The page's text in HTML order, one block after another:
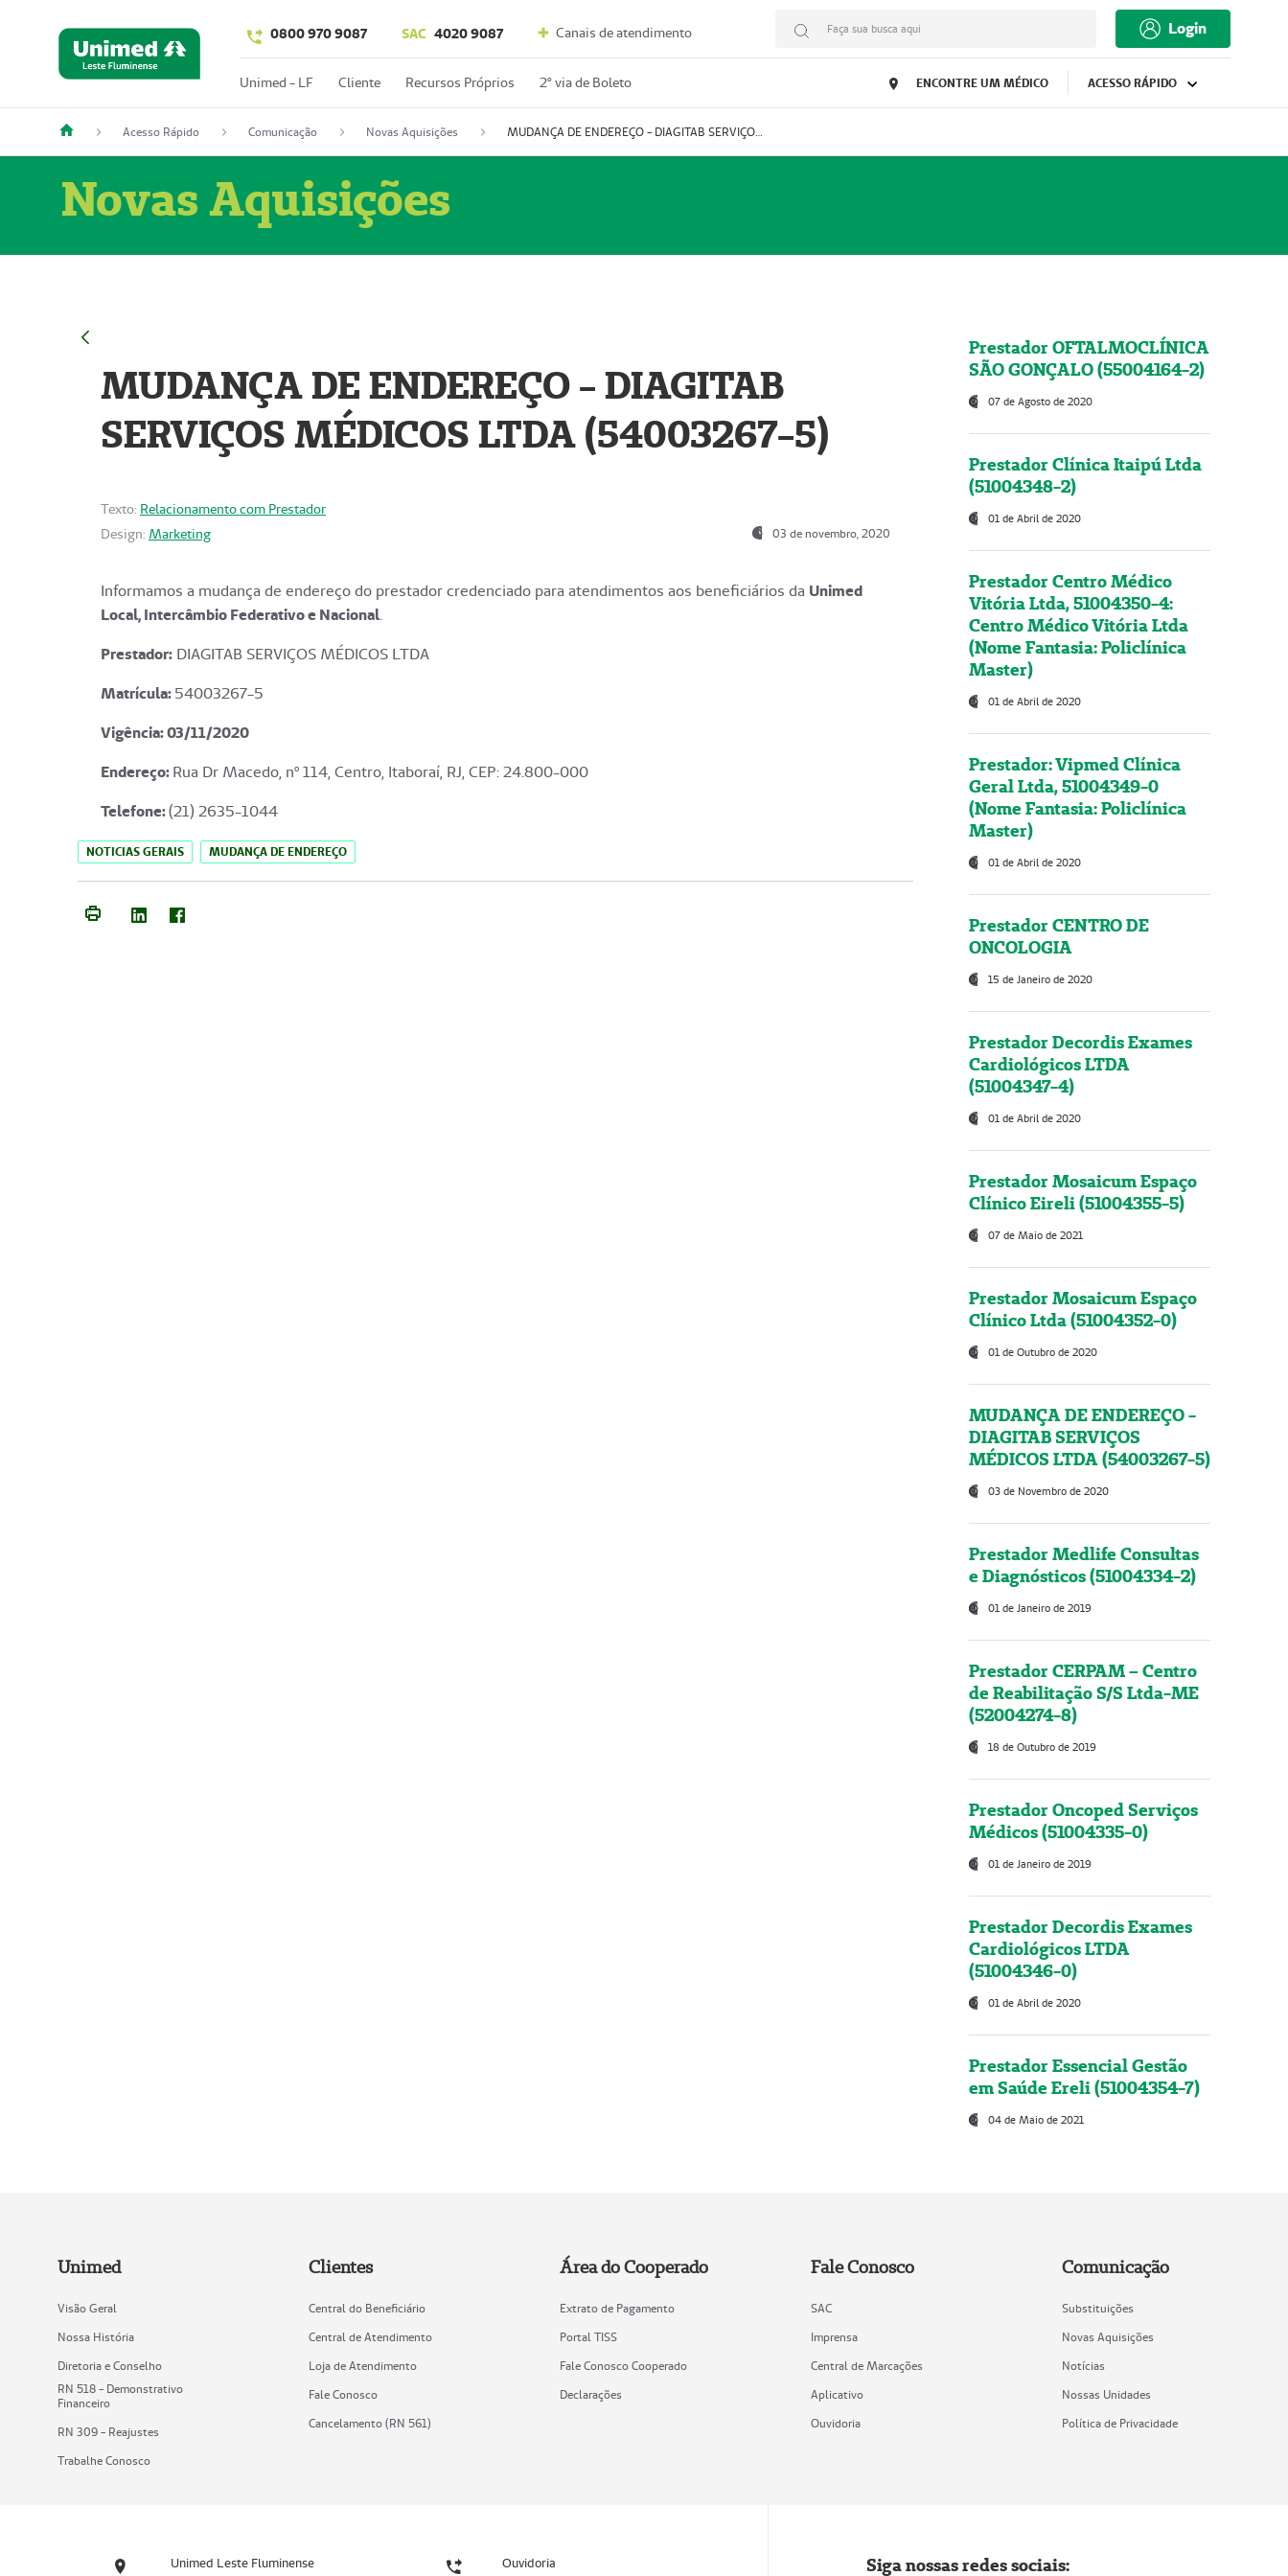
0800 970 9087 SAC 4020 9087 Canais de atendimento Faça sua busca aqui Login
Unimed - LF Cliente Recursos Próprios 2º via de Boleto ENCONTRE UM MÉDICO ACESSO RÁPIDO
Acesso Rápido Comunicação Novas Aquisições MUDANÇA DE ENDEREÇO - DIAGITAB SERVIÇOS MÉDICOS LTDA (54003267-5)
Novas Aquisições
MUDANÇA DE ENDEREÇO - DIAGITAB
SERVIÇOS MÉDICOS LTDA (54003267-5)
Texto: Relacionamento com Prestador
Design: Marketing 03 de novembro, 2020
Informamos a mudança de endereço do prestador credenciado para atendimentos aos beneficiários da Unimed
Local, Intercâmbio Federativo e Nacional.
Prestador: DIAGITAB SERVIÇOS MÉDICOS LTDA
Matrícula:54003267-5
Vigência: 03/11/2020
Endereço:Rua Dr Macedo, nº 114, Centro, Itaboraí, RJ, CEP: 24.800-000
Telefone:(21) 2635-1044
NOTICIAS GERAIS MUDANÇA DE ENDEREÇO
Prestador OFTALMOCLÍNICA
SÃO GONÇALO (55004164-2)
07 de Agosto de 2020
Prestador Clínica Itaipú Ltda
(51004348-2)
01 de Abril de 2020
Prestador Centro Médico
Vitória Ltda, 51004350-4:
Centro Médico Vitória Ltda
(Nome Fantasia: Policlínica
Master)
01 de Abril de 2020
Prestador: Vipmed Clínica
Geral Ltda, 51004349-0
(Nome Fantasia: Policlínica
Master)
01 de Abril de 2020
Prestador CENTRO DE
ONCOLOGIA
15 de Janeiro de 2020
Prestador Decordis Exames
Cardiológicos LTDA
(51004347-4)
01 de Abril de 2020
Prestador Mosaicum Espaço
Clínico Eireli (51004355-5)
07 de Maio de 2021
Prestador Mosaicum Espaço
Clínico Ltda (51004352-0)
01 de Outubro de 2020
MUDANÇA DE ENDEREÇO -
DIAGITAB SERVIÇOS
MÉDICOS LTDA (54003267-5)
03 de Novembro de 2020
Prestador Medlife Consultas
e Diagnósticos (51004334-2)
01 de Janeiro de 2019
Prestador CERPAM – Centro
de Reabilitação S/S Ltda-ME
(52004274-8)
18 de Outubro de 2019
Prestador Oncoped Serviços
Médicos (51004335-0)
01 de Janeiro de 2019
Prestador Decordis Exames
Cardiológicos LTDA
(51004346-0)
01 de Abril de 2020
Prestador Essencial Gestão
em Saúde Ereli (51004354-7)
04 de Maio de 2021
Unimed
Visão Geral
Nossa História
Diretoria e Conselho
RN 518 - Demonstrativo
Financeiro
RN 309 - Reajustes
Trabalhe Conosco
Clientes
Central do Beneficiário
Central de Atendimento
Loja de Atendimento
Fale Conosco
Cancelamento (RN 561)
Área do Cooperado
Extrato de Pagamento
Portal TISS
Fale Conosco Cooperado
Declarações
Fale Conosco
SAC
Imprensa
Central de Marcações
Aplicativo
Ouvidoria
Comunicação
Substituições
Novas Aquisições
Notícias
Nossas Unidades
Política de Privacidade
Unimed Leste Fluminense Ouvidoria Siga nossas redes sociais: